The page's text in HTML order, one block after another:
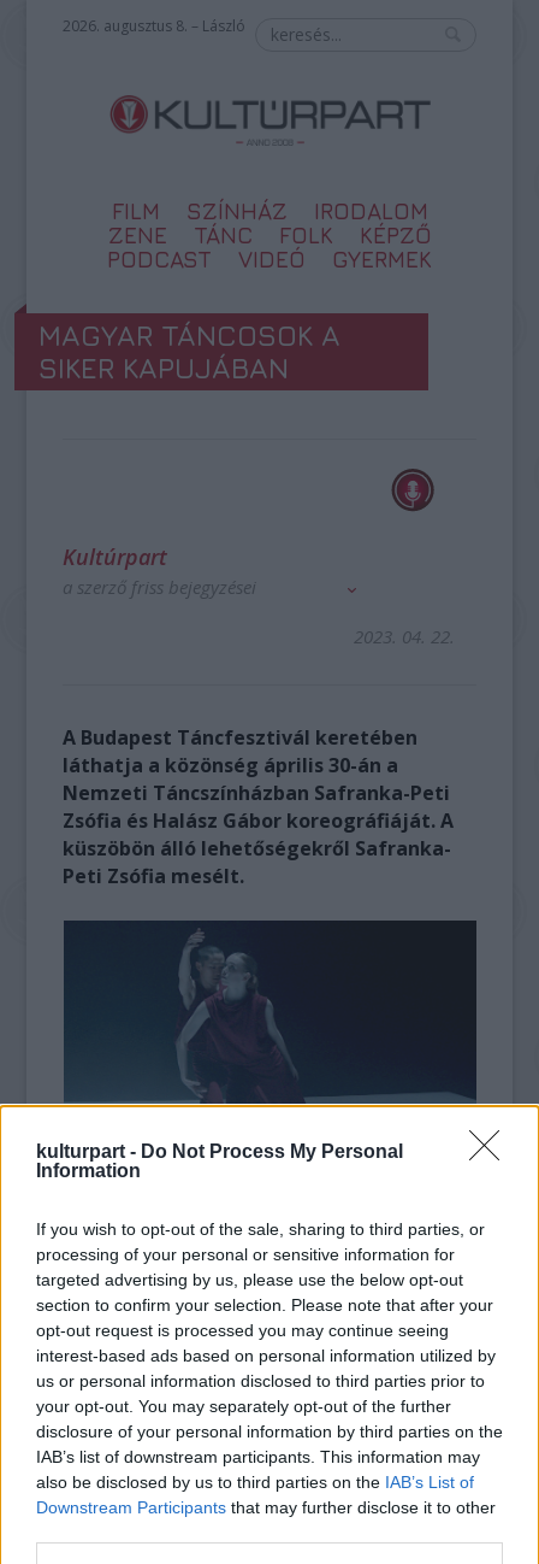
kulturpart - Do Not Process My Personal
Information
If you wish to opt-out of the sale, sharing to third parties, or
processing of your personal or sensitive information for
targeted advertising by us, please use the below opt-out
section to confirm your selection. Please note that after your
opt-out request is processed you may continue seeing
interest-based ads based on personal information utilized by
us or personal information disclosed to third parties prior to
your opt-out. You may separately opt-out of the further
disclosure of your personal information by third parties on the
IAB’s list of downstream participants. This information may
also be disclosed by us to third parties on the IAB’s List of
Downstream Participants that may further disclose it to other
2026. augusztus 8. – László
FILM SZÍNHÁZ
IRODALOM
ZENE
TÁNC FOLK
KÉPZŐ
PODCAST
VIDEÓ GYERMEK
MAGYAR TÁNCOSOK A
SIKER KAPUJÁBAN
Kultúrpart
a szerző friss bejegyzései
2023. 04. 22.
A Budapest Táncfesztivál keretében
láthatja a közönség április 30-án a
Nemzeti Táncszínházban Safranka-Peti
Zsófia és Halász Gábor koreográfiáját. A
küszöbön álló lehetőségekről Safranka-
Peti Zsófia mesélt.
A fiatal művésszel Kalmár András
beszélgetett a Kultúrpart Trend FM 94.2-n
hallható műsorában:
Bővebb információk és jegyvásárlás itt.
Kortárs Nemzeti Táncszínház on-air